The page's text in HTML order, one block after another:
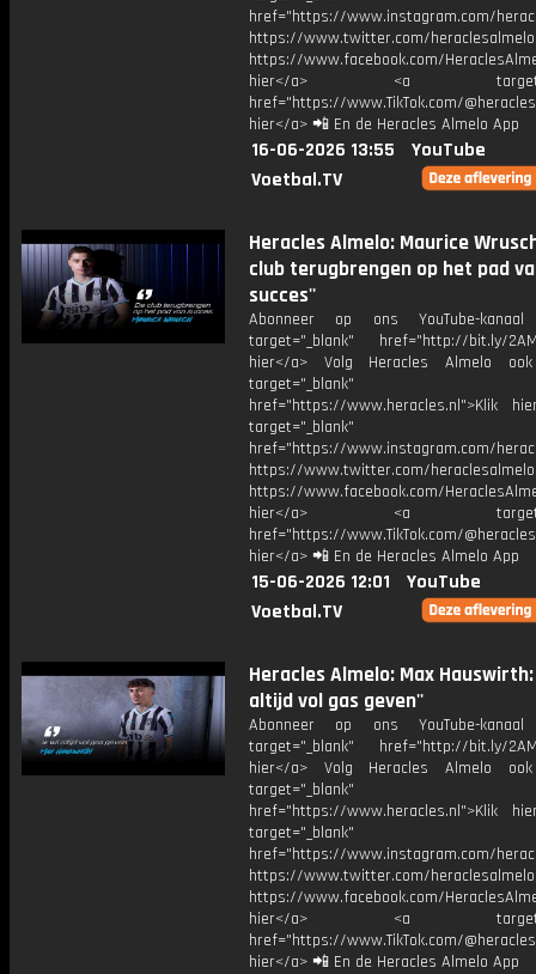
href="https://www.instagram.com/
https://www.twitter.com/heraclesalmelo
https://www.facebook.com/
hier</a> <a
href="https://www.TikTok.com/
hier</a> 📲 En de Heracles Almelo App
16-06-2026 13:55
YouTube
Voetbal.TV
Heracles Almelo: Maurice
club terugbrengen op het pad
succes''
Abonneer op ons YouTube-
target="_blank" href="http://bit.ly/
hier</a> Volg Heracles Almelo
target="_blank"
href="https://www.heracles.nl">Klik
target="_blank"
href="https://www.instagram.com/
https://www.twitter.com/heraclesalmelo
https://www.facebook.com/
hier</a> <a
href="https://www.TikTok.com/
hier</a> 📲 En de Heracles Almelo App
15-06-2026 12:01
YouTube
Voetbal.TV
Heracles Almelo: Max
altijd vol gas geven''
Abonneer op ons YouTube-
target="_blank" href="http://bit.ly/
hier</a> Volg Heracles Almelo
target="_blank"
href="https://www.heracles.nl">Klik
target="_blank"
href="https://www.instagram.com/
https://www.twitter.com/heraclesalmelo
https://www.facebook.com/
hier</a> <a
href="https://www.TikTok.com/
hier</a> 📲 En de Heracles Almelo App